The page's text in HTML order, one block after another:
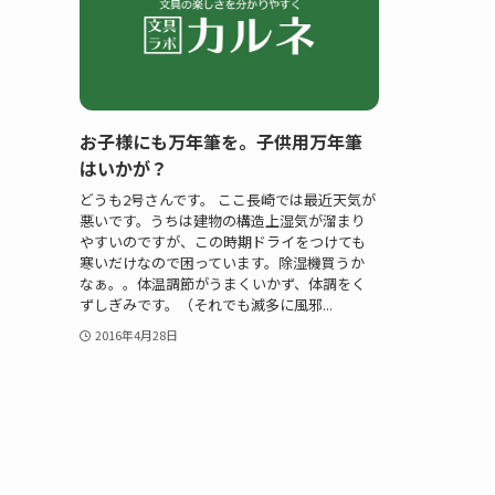
お子様にも万年筆を。子供用万年筆
はいかが？
どうも2号さんです。 ここ長崎では最近天気が
悪いです。うちは建物の構造上湿気が溜まり
やすいのですが、この時期ドライをつけても
寒いだけなので困っています。除湿機買うか
なぁ。。体温調節がうまくいかず、体調をく
ずしぎみです。（それでも滅多に風邪...
2016年4月28日